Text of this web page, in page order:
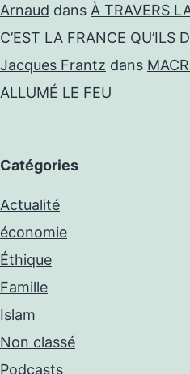
Arnaud dans À TRAVERS
C’EST LA FRANCE QU’ILS
Jacques Frantz dans
ALLUMÉ LE FEU
Catégories
Actualité
économie
Éthique
Famille
Islam
Non classé
Podcasts